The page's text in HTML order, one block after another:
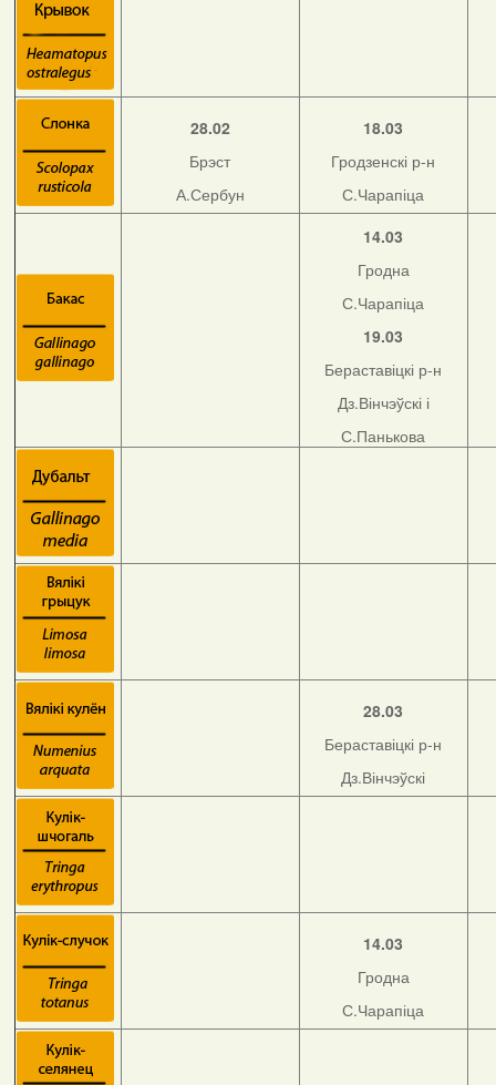
28.02
Брэст
А.Сербун
18.03
Гродзенскі р-н
С.Чарапіца
14.03
Гродна
С.Чарапіца
19.03
Бераставіцкі р-н
Дз.Вінчэўскі і
С.Панькова
28.03
Бераставіцкі р-н
Дз.Вінчэўскі
14.03
Гродна
С.Чарапіца